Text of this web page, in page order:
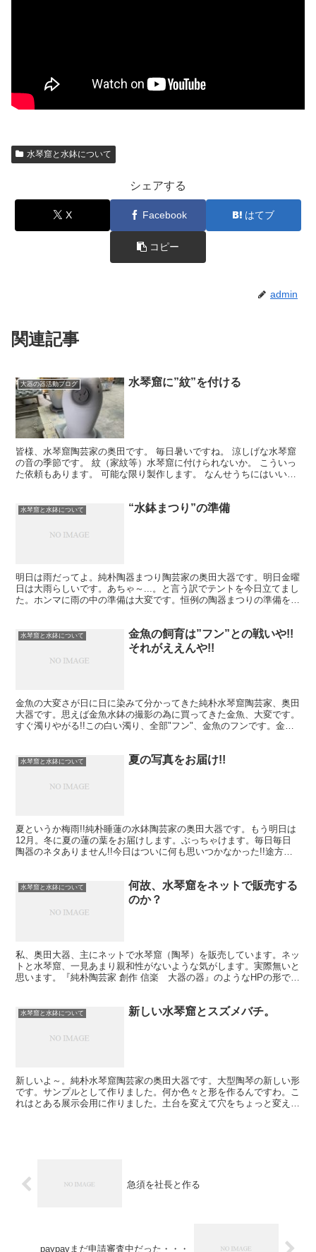
水琴窟と水鉢について
シェアする
X Facebook はてブ
コピー
admin
関連記事
大器の器活動ブログ 水琴窟に”紋”を付ける
皆様、水琴窟陶芸家の奥田です。 毎日暑いですね。 涼しげな水琴窟
の音の季節です。 紋（家紋等）水琴窟に付けられないか。 こういっ
た依頼もあります。 可能な限り製作します。 なんせうちにはいい職
水琴窟と水鉢について “水鉢まつり”の準備
明日は雨だってよ。純朴陶器まつり陶芸家の奥田大器です。明日金曜
日は大雨らしいです。あちゃ～...。と言う訳でテントを今日立てまし
た。ホンマに雨の中の準備は大変です。恒例の陶器まつりの準備をア
水琴窟と水鉢について
金魚の飼育は”フン”との戦いや!!
それがええんや!!
金魚の大変さが日に日に染みて分かってきた純朴水琴窟陶芸家、奥田
大器です。思えば金魚水鉢の撮影の為に買ってきた金魚、大変です。
すぐ濁りやがる!!この白い濁り、全部"フン"、金魚のフンです。金魚
水琴窟と水鉢について 夏の写真をお届け!!
夏というか梅雨!!純朴睡蓮の水鉢陶芸家の奥田大器です。もう明日は
12月。冬に夏の蓮の葉をお届けします。ぶっちゃけます。毎日毎日
陶器のネタありません!!今日はついに何も思いつかなかった!!途方に
水琴窟と水鉢について
何故、水琴窟をネットで販売する
のか？
私、奥田大器、主にネットで水琴窟（陶琴）を販売しています。ネッ
トと水琴窟、一見あまり親和性がないような気がします。実際無いと
思います。『純朴陶芸家 創作 信楽 大器の器』のようなHPの形で水
水琴窟と水鉢について 新しい水琴窟とスズメバチ。
新しいよ～。純朴水琴窟陶芸家の奥田大器です。大型陶琴の新しい形
です。サンプルとして作りました。何か色々と形を作るんですわ。こ
れはとある展示会用に作りました。土台を変えて穴をちょっと変えて
急須を社長と作る
paypayまだ申請審査中だった・・・